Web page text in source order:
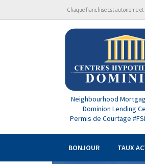
Chaque franchise est autonome
Neighbourhood
Dominion Lending
Permis de Courtage
BONJOUR TAUX